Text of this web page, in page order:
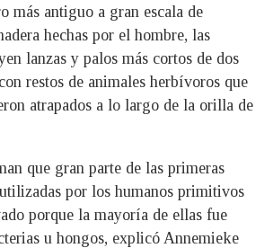
más antiguo a gran escala de
hechas por el hombre, las
lanzas y palos más cortos de dos
restos de animales herbívoros que
atrapados a lo largo de la orilla de
que gran parte de las primeras
por los humanos primitivos
porque la mayoría de ellas fue
u hongos, explicó Annemieke